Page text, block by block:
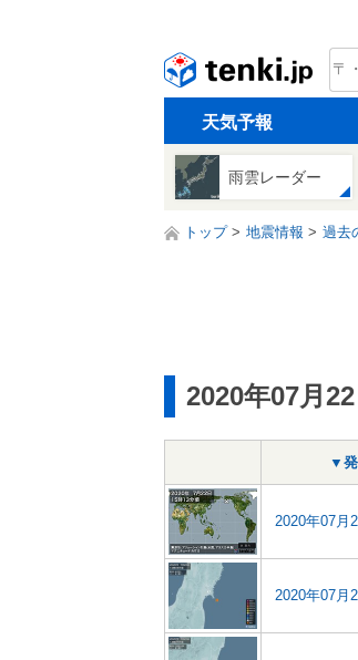
天気予報
雨雲レーダー
トップ 地震情報 過去
2020年07月
▼発
2020年07月
2020年07月